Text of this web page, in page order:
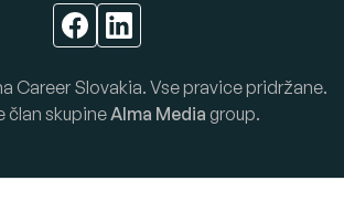
Career Slovakia. Vse pravice pridržane.
član skupineAlma Media group.